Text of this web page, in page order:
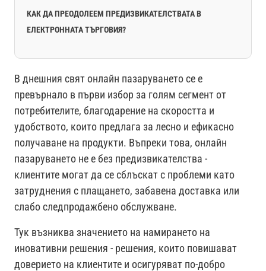
КАК ДА ПРЕОДОЛЕЕМ ПРЕДИЗВИКАТЕЛСТВАТА В
ЕЛЕКТРОННАТА ТЪРГОВИЯ?
В днешния свят онлайн пазаруването се е
превърнало в първи избор за голям сегмент от
потребителите, благодарение на скоростта и
удобството, които предлага за лесно и ефикасно
получаване на продукти. Въпреки това, онлайн
пазаруването не е без предизвикателства -
клиентите могат да се сблъскат с проблеми като
затруднения с плащането, забавена доставка или
слабо следпродажбено обслужване.
Тук възниква значението на намирането на
иновативни решения - решения, които повишават
доверието на клиентите и осигуряват по-добро